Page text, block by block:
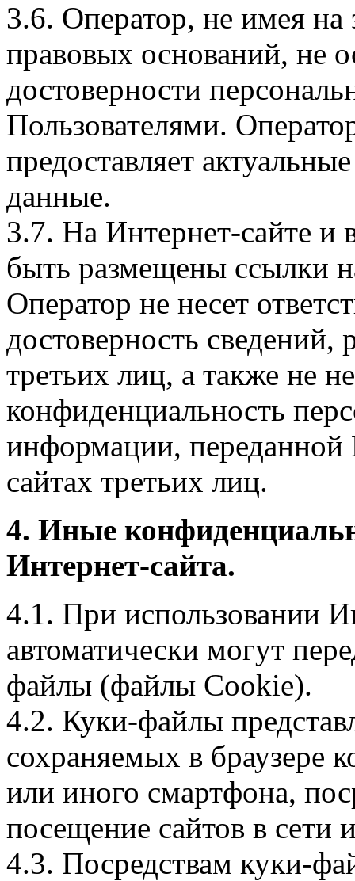
3.6. Оператор, не имея
правовых оснований, не
достоверности
Пользователями.
предоставляет
данные.
3.7. На Интернет-сайте
быть размещены ссылки
Оператор не несет
достоверность
третьих лиц, а также не
конфиденциальность
информации, переданной
сайтах третьих лиц.
4. Иные
Интернет-сайта.
4.1. При использовании
автоматически могут
файлы (файлы Cookie).
4.2. Куки-файлы
сохраняемых в браузере
или иного смартфона,
посещение сайтов в сети
4.3. Посредствам куки-